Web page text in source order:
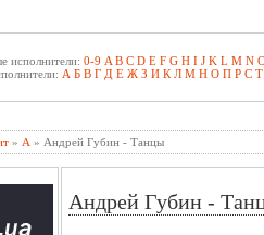
исполнители: 0-9 A B C D E F G H I J K L M N
А Б В Г Д Е Ж З И К Л М Н О П Р С Т
» А » Андрей Губин - Танцы
Андрей Губин -